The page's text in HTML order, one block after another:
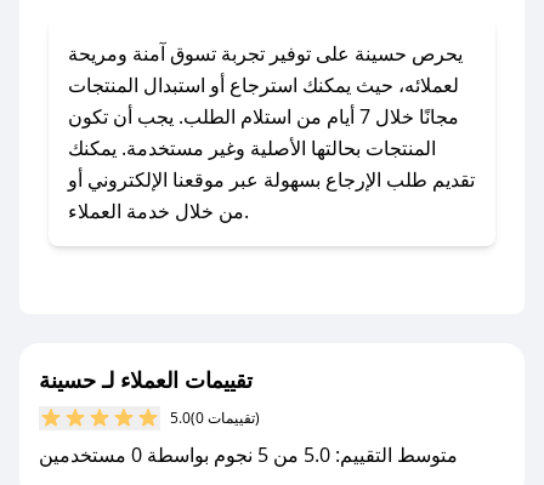
### كيف تحصل على كوبونات خصم حصرية من
حسينة؟
للحصول على كوبونات وخصومات حصرية، قم بما
يلي:
- اضغط على أيقونة متابعة لمتجر حسينة في تطبيق
صحصح.
مع صحصح، تسوق بذكاء ووفّر على كل مشترياتك مع
يحرص حسينة على توفير تجربة تسوق آمنة ومريحة
لعملائه، حيث يمكنك استرجاع أو استبدال المنتجات
مجانًا خلال 7 أيام من استلام الطلب. يجب أن تكون
المنتجات بحالتها الأصلية وغير مستخدمة. يمكنك
تقديم طلب الإرجاع بسهولة عبر موقعنا الإلكتروني أو
من خلال خدمة العملاء.
تقييمات العملاء لـ حسينة
5.0 (0 تقييمات)
متوسط التقييم: 5.0 من 5 نجوم بواسطة 0 مستخدمين